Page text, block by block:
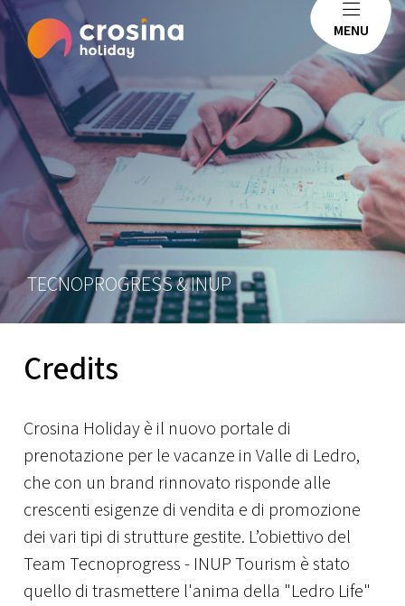
MENU
TECNOPROGRESS & INUP
Credits
Crosina Holiday è il nuovo portale di
prenotazione per le vacanze in Valle di Ledro,
che con un brand rinnovato risponde alle
crescenti esigenze di vendita e di promozione
dei vari tipi di strutture gestite. L’obiettivo del
Team Tecnoprogress - INUP Tourism è stato
quello di trasmettere l'anima della "Ledro Life"